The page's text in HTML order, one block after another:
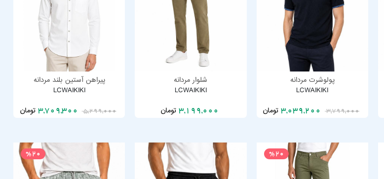
پولوشرت مردانه
LCWAIKIKI
3,799,000
3,039,200 تومان
شلوار مردانه
LCWAIKIKI
3,199,000 تومان
پیراهن آستین بلند مردانه
LCWAIKIKI
5,299,000
3,709,300 تومان
%20
%20